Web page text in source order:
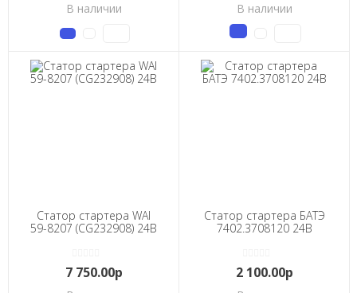
В наличии В наличии
Статор стартера WAI
59-8207 (CG232908) 24В
7 750.00р
Статор стартера БАТЭ
7402.3708120 24В
2 100.00р